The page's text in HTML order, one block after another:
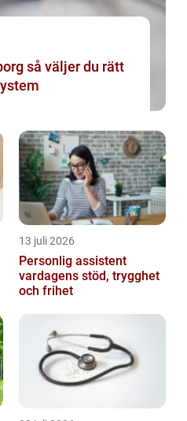
rätt
13 juli 2026
Personlig assistent
vardagens stöd, trygghet
och frihet